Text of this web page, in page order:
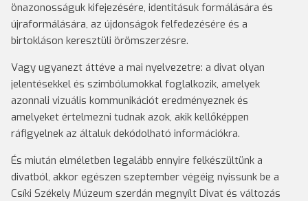
önazonosságuk kifejezésére, identitásuk formálására és
újraformálására, az újdonságok felfedezésére és a
birtokláson keresztüli örömszerzésre.
Vagy ugyanezt áttéve a mai nyelvezetre: a divat olyan
jelentésekkel és szimbólumokkal foglalkozik, amelyek
azonnali vizuális kommunikációt eredményeznek és
amelyeket értelmezni tudnak azok, akik kellőképpen
ráfigyelnek az általuk dekódolható információkra.
És miután elméletben legalább ennyire felkészültünk a
divatból, akkor egészen szeptember végéig nyissunk be a
Csíki Székely Múzeum szerdán megnyílt Divat és változás